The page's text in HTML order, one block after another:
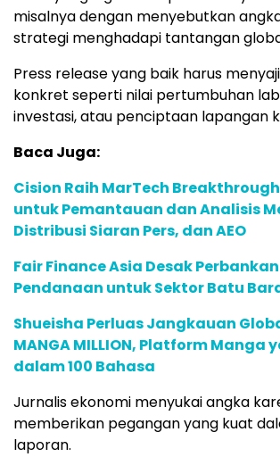
misalnya dengan menyebutkan
strategi menghadapi tantangan
Press release yang baik harus
konkret seperti nilai pertumbuhan
investasi, atau penciptaan lapangan
Baca Juga:
Cision Raih MarTech
untuk Pemantauan dan Analisis
Distribusi Siaran Pers, dan AEO
Fair Finance Asia Desak
Pendanaan untuk Sektor Batu
Shueisha Perluas Jangkauan
MANGA MILLION, Platform Manga
dalam 100 Bahasa
Jurnalis ekonomi menyukai angka
memberikan pegangan yang kuat
laporan.